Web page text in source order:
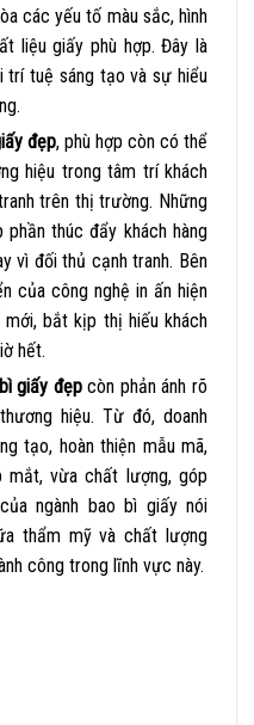
các yếu tố màu sắc, hình
liệu giấy phù hợp. Đây là
trí tuệ sáng tạo và sự hiểu
đẹp, phù hợp còn có thể
hiệu trong tâm trí khách
trên thị trường. Những
thúc đẩy khách hàng
vì đối thủ cạnh tranh. Bên
của công nghệ in ấn hiện
bắt kịp thị hiếu khách
hết.
giấy đẹpcòn phản ánh rõ
hiệu. Từ đó, doanh
tạo, hoàn thiện mẫu mã,
vừa chất lượng, góp
ngành bao bì giấy nói
thẩm mỹ và chất lượng
công trong lĩnh vực này.